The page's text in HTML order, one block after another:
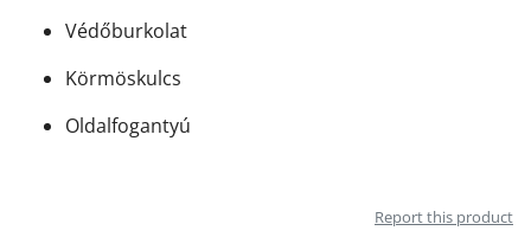
Védőburkolat
Körmöskulcs
Oldalfogantyú
Report this product